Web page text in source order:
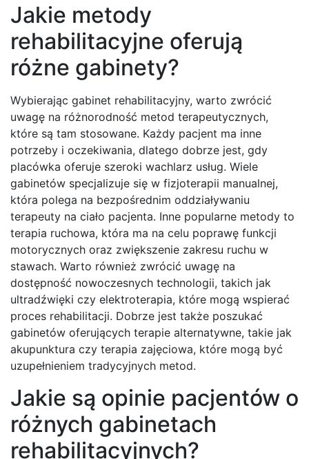
Jakie metody
rehabilitacyjne oferują
różne gabinety?
Wybierając gabinet rehabilitacyjny, warto zwrócić
uwagę na różnorodność metod terapeutycznych,
które są tam stosowane. Każdy pacjent ma inne
potrzeby i oczekiwania, dlatego dobrze jest, gdy
placówka oferuje szeroki wachlarz usług. Wiele
gabinetów specjalizuje się w fizjoterapii manualnej,
która polega na bezpośrednim oddziaływaniu
terapeuty na ciało pacjenta. Inne popularne metody to
terapia ruchowa, która ma na celu poprawę funkcji
motorycznych oraz zwiększenie zakresu ruchu w
stawach. Warto również zwrócić uwagę na
dostępność nowoczesnych technologii, takich jak
ultradźwięki czy elektroterapia, które mogą wspierać
proces rehabilitacji. Dobrze jest także poszukać
gabinetów oferujących terapie alternatywne, takie jak
akupunktura czy terapia zajęciowa, które mogą być
uzupełnieniem tradycyjnych metod.
Jakie są opinie pacjentów o
różnych gabinetach
rehabilitacyjnych?